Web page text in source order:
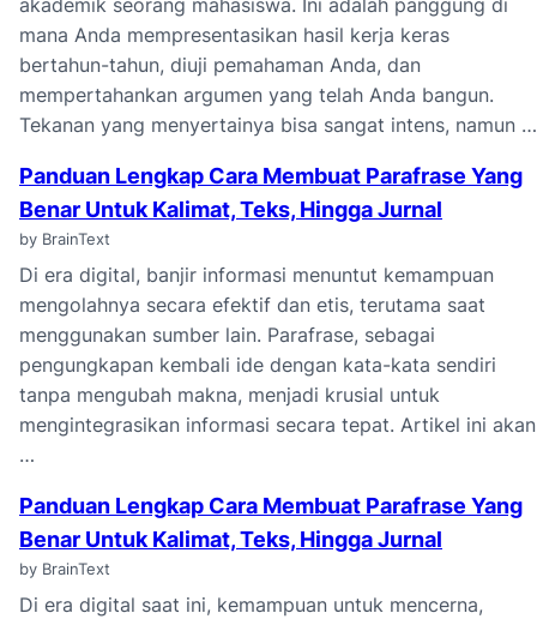
akademik seorang mahasiswa. Ini adalah panggung di
mana Anda mempresentasikan hasil kerja keras
bertahun-tahun, diuji pemahaman Anda, dan
mempertahankan argumen yang telah Anda bangun.
Tekanan yang menyertainya bisa sangat intens, namun …
Panduan Lengkap Cara Membuat Parafrase Yang
Benar Untuk Kalimat, Teks, Hingga Jurnal
by BrainText
Di era digital, banjir informasi menuntut kemampuan
mengolahnya secara efektif dan etis, terutama saat
menggunakan sumber lain. Parafrase, sebagai
pengungkapan kembali ide dengan kata-kata sendiri
tanpa mengubah makna, menjadi krusial untuk
mengintegrasikan informasi secara tepat. Artikel ini akan
…
Panduan Lengkap Cara Membuat Parafrase Yang
Benar Untuk Kalimat, Teks, Hingga Jurnal
by BrainText
Di era digital saat ini, kemampuan untuk mencerna,